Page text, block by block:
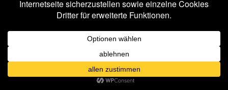
Veröffentlicht unterFotos 2026|Verschlagwortet mitAgnostic Front,
,Avatar,Ballenstedt,Betonton,Black Label Society
Cry,Hagane,Hämatom,Harakiri For The Sky,Heavysaurus,
Paradise Lost,Rockharz Festival
Stahlmann,Steve'n'Seagulls
Haunted,Warmen